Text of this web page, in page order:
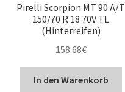
Pirelli Scorpion MT 90 A/T
150/70 R 18 70V TL
(Hinterreifen)
158.68€
In den Warenkorb